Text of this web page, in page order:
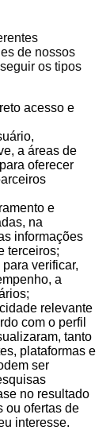
de nossos
os tipos
acesso e
a áreas de
oferecer
e
na
informações
terceiros;
para verificar,
a
relevante
com o perfil
tanto
plataformas e
ser
no resultado
ou ofertas de
interesse.